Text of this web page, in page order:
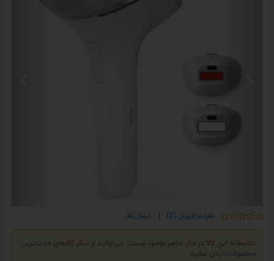
نظرات کاربران (0) | ارسال نظر
متاسفانه این کالا در حال حاضر موجود نیست. می‌توانید از دیگر کالاهایجدیدترین
محصولات دیدن نمایید.